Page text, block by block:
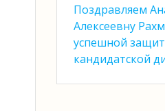
Поздравляем
Алексеевну
успешной
кандидатской